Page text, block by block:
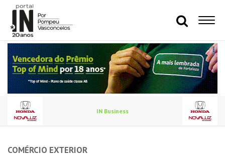
IN Business
COMÉRCIO EXTERIOR